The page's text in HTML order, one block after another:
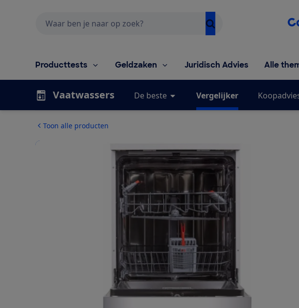
Producttests Geldzaken Juridisch Advies Alle
Vaatwassers De beste Vergelijker
Toon alle producten